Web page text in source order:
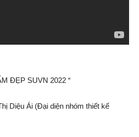
ĐẸP SUVN 2022 “
Diệu Ái (Đại diện nhóm thiết kế